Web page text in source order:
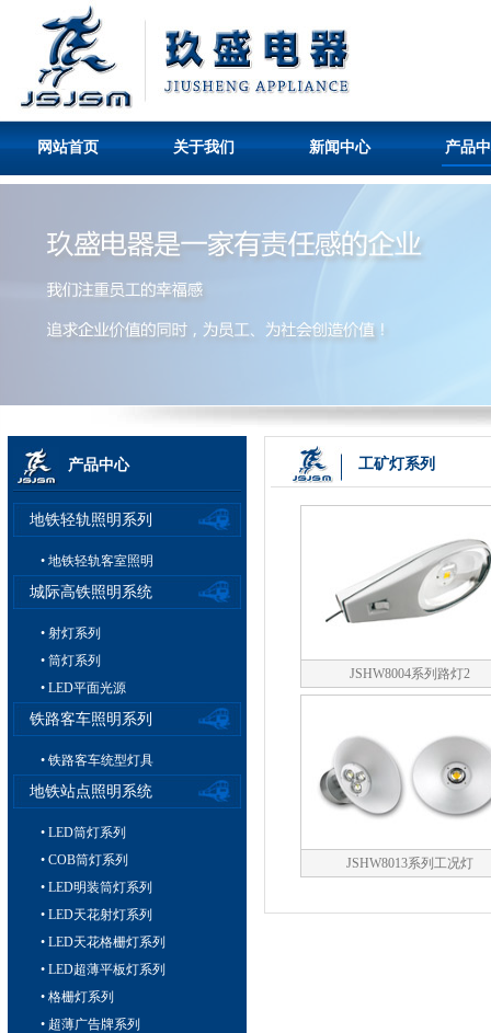
网站首页 关于我们 新闻中心 产品
产品中心
地铁轻轨照明系列
• 地铁轻轨客室照明
城际高铁照明系统
• 射灯系列
• 筒灯系列
• LED平面光源
铁路客车照明系列
• 铁路客车统型灯具
地铁站点照明系统
• LED筒灯系列
• COB筒灯系列
• LED明装筒灯系列
• LED天花射灯系列
• LED天花格栅灯系列
• LED超薄平板灯系列
• 格栅灯系列
• 超薄广告牌系列
工矿灯系列
JSHW8004系列路灯2
JSHW8013系列工况灯